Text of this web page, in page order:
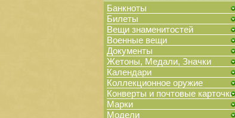
Банкноты
Билеты
Вещи знаменитостей
Военные вещи
Документы
Жетоны, Медали, Значки
Календари
Коллекционное оружие
Конверты и почтовые карточки
Марки
Модели